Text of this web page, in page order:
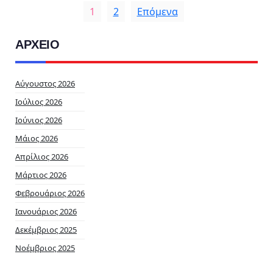
1 2 Επόμενα
ΑΡΧΕΙΟ
Αύγουστος 2026
Ιούλιος 2026
Ιούνιος 2026
Μάιος 2026
Απρίλιος 2026
Μάρτιος 2026
Φεβρουάριος 2026
Ιανουάριος 2026
Δεκέμβριος 2025
Νοέμβριος 2025